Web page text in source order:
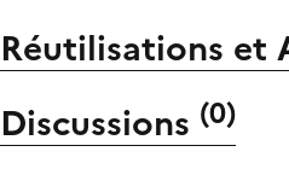
Réutilisations et
Discussions (0)